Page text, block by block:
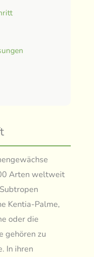
Arten weltweit
Kentia-Palme,
oder die
gehören zu
In ihren